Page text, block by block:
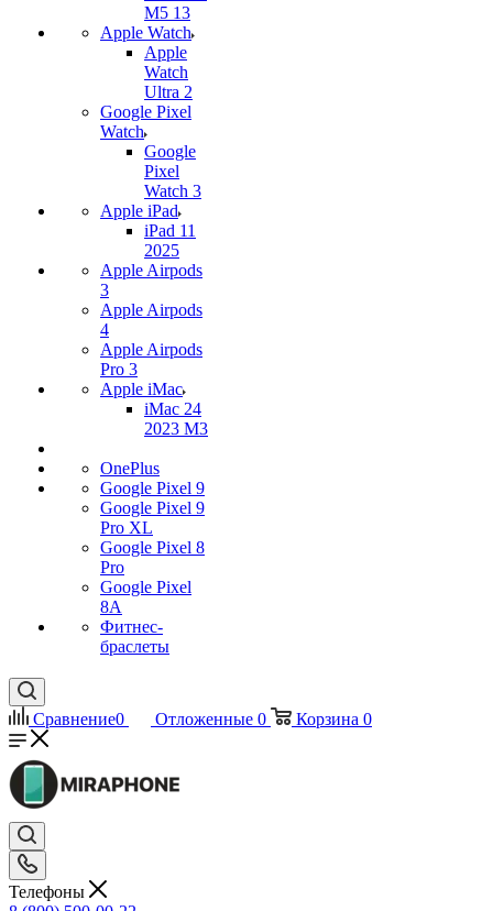
M5 13
Apple Watch
Apple
Watch
Ultra 2
Google Pixel
Watch
Google
Pixel
Watch 3
Apple iPad
iPad 11
2025
Apple Airpods
3
Apple Airpods
4
Apple Airpods
Pro 3
Apple iMac
iMac 24
2023 M3
OnePlus
Google Pixel 9
Google Pixel 9
Pro XL
Google Pixel 8
Pro
Google Pixel
8A
Фитнес-
браслеты
Сравнение0 Отложенные 0 Корзина 0
Телефоны